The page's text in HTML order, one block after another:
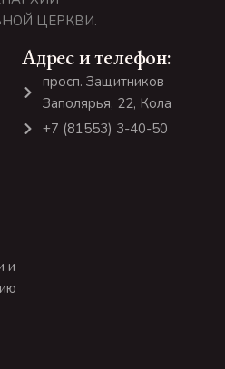
ЦЕРКВИ.
и
Адрес и телефон:
просп. Защитников
Заполярья, 22, Кола
+7 (81553) 3-40-50